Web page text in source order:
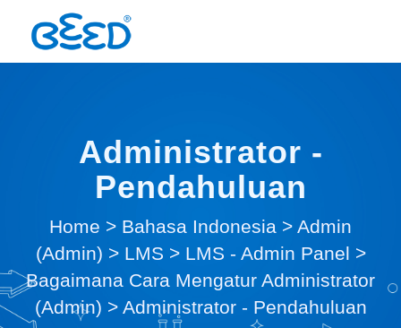
Administrator -
Pendahuluan
Home > Bahasa Indonesia > Admin
(Admin) > LMS > LMS - Admin Panel >
Bagaimana Cara Mengatur Administrator
(Admin) > Administrator - Pendahuluan